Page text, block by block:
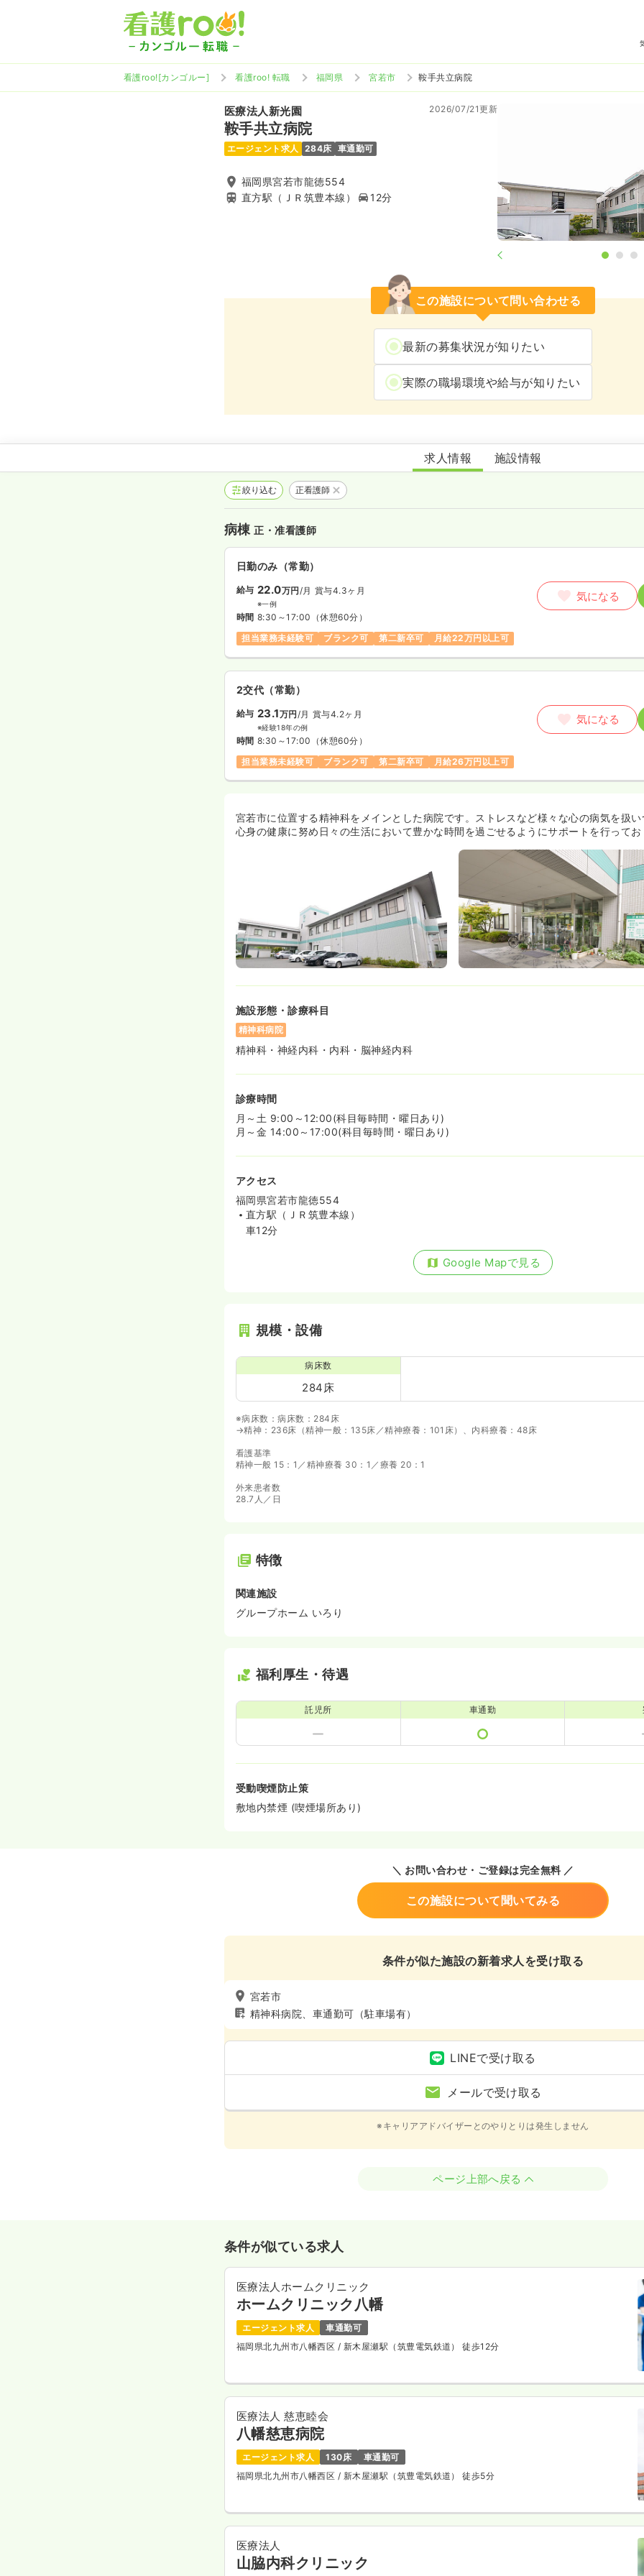
看護roo![カンゴルー] 看護roo! 転職 福岡県 宮若市 鞍手共立病院
医療法人新光園
鞍手共立病院
2026/07/21更新
エージェント求人 284床 車通勤可
福岡県宮若市龍徳554
直方駅（ＪＲ筑豊本線）
12分
この施設について問い合わせる
最新の募集状況が知りたい
実際の職場環境や給与が知りたい
鞍手共立病院
求人情報 施設情報
絞り込む 正看護師
病棟正・准看護師
日勤のみ（常勤）
給与 22.0万円/月 賞与4.3ヶ月
※一例
時間 8:30～17:00 （休憩60分）
担当業務未経験可
ブランク可 第二新卒可 月給22万円以上可
気になる
2交代（常勤）
給与 23.1万円 /月 賞与4.2ヶ月
※経験18年の例
時間 8:30～17:00 （休憩60分）
担当業務未経験可
ブランク可 第二新卒可 月給26万円以上可
気になる
宮若市に位置する精神科をメインとした病院です。ストレスなど様々な心の病気を扱
心身の健康に努め日々の生活において豊かな時間を過ごせるようにサポートを行って
施設形態・診療科目
精神科病院
精神科・神経内科・内科・脳神経内科
診療時間
月～土 9:00～12:00(科目毎時間・曜日あり)
月～金 14:00～17:00(科目毎時間・曜日あり)
アクセス
福岡県宮若市龍徳554
直方駅（ＪＲ筑豊本線）
車12分
Google Mapで見る
規模・設備
病床数
284床
※病床数：病床数：284床
→精神：236床（精神一般：135床／精神療養：101床）、内科療養：48床
看護基準
精神一般 15：1／精神療養 30：1／療養 20：1
外来患者数
28.7人／日
特徴
関連施設
グループホーム いろり
福利厚生・待遇
託児所 車通勤
受動喫煙防止策
敷地内禁煙 (喫煙場所あり)
＼ お問い合わせ・ご登録は完全無料 ／
この施設について聞いてみる
条件が似た施設の新着求人を受け取る
宮若市
精神科病院、車通勤可（駐車場有）
LINEで受け取る
メールで受け取る
※キャリアアドバイザーとのやりとりは発生しません
ページ上部へ戻る
条件が似ている求人
医療法人ホームクリニック
ホームクリニック八幡
エージェント求人
車通勤可
福岡県北九州市八幡西区 / 新木屋瀬駅（筑豊電気鉄道） 徒歩12分
医療法人 慈恵睦会
八幡慈恵病院
エージェント求人 130床
車通勤可
福岡県北九州市八幡西区 / 新木屋瀬駅（筑豊電気鉄道） 徒歩5分
医療法人
山脇内科クリニック